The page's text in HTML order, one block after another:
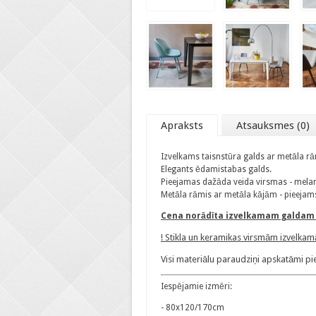
Apraksts Atsauksmes (0)
Izvelkams taisnstūra galds ar metāla
Elegants ēdamistabas galds.
Pieejamas dažāda veida virsmas -
Metāla rāmis ar metāla kājām -
Cena norādīta izvelkamam galdam
! Stikla un keramikas virsmām
Visi materiālu paraudziņi apskatāmi
Iespējamie izmēri:
- 80x120/170cm